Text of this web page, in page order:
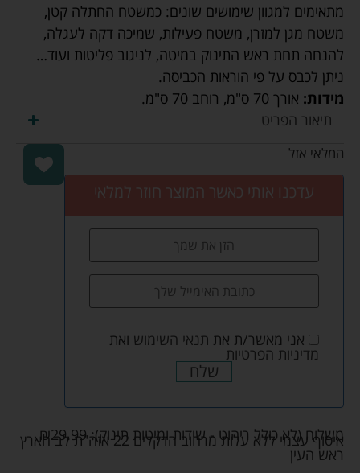
מתאימים למגוון שימושים שונים: כמשטח החתלה קטן,
משטח מגן למזרן, משטח פעילות, שמיכה דקה לעגלה,
להנחה תחת ראש התינוק במיטה, לניגוב פליטות ועוד…
ניתן לכבס על פי הוראות הכביסה.
מידות: אורך 70 ס"מ , רוחב 70 ס"מ.
תיאור הפריט
המלאי אזל
עדכנו אותי כאשר המוצר חוזר למלאי
אני מאשר/ת את תנאי השימוש ואת
מדיניות הפרטיות
שלח
משלוח (לא כולל ריהוט - שידות ומיטות תינוק): ₪29.99
איסוף עצמי ללא עלות מרחוב הדקלים 22 אזה"ת לב הארץ
ראש העין